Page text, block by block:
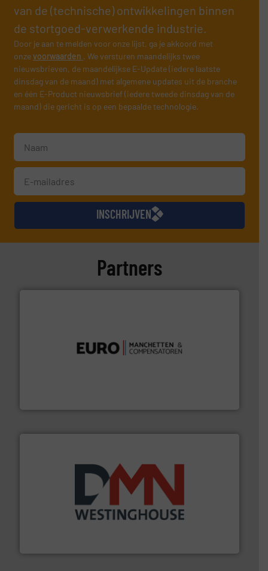
van de (technische) ontwikkelingen binnen
de stortgoed-verwerkende industrie.
Door je aan te melden voor onze lijst, ga je akkoord met
onzevoorwaarden . We versturen maandelijks twee
nieuwsbrieven, de maandelijkse E-Update (iedere laatste
dinsdag van de maand) met algemene updates uit de branche
en één E-Product nieuwsbrief (iedere tweede dinsdag van de
maand) die gericht is op een bepaalde technologie.
INSCHRIJVEN
Partners
plastic-, (petro) chemische, farmaceutische,
mineralen-, energie en biomassa industrieën.